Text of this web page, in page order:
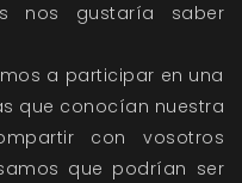
nos gustaría saber
a participar en una
que conocían nuestra
con vosotros
que podrían ser